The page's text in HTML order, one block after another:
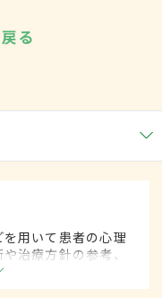
る
用いて患者の心理
治療方針の参考、
活用される。臨床
れる。